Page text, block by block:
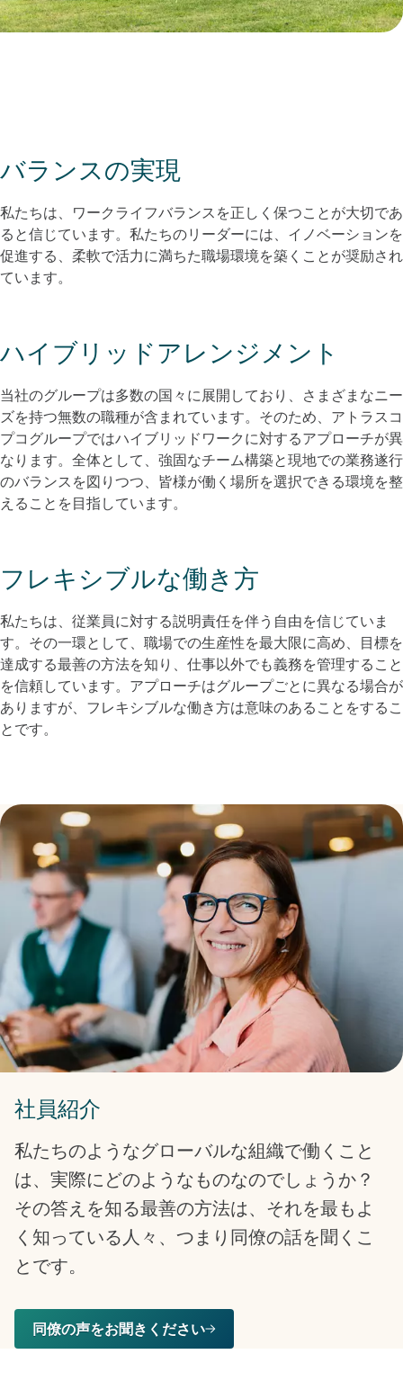
バランスの実現
私たちは、ワークライフバランスを正しく保つことが大切であ
ると信じています。私たちのリーダーには、イノベーションを
促進する、柔軟で活力に満ちた職場環境を築くことが奨励され
ています。​
ハイブリッドアレンジメント
当社のグループは多数の国々に展開しており、さまざまなニー
ズを持つ無数の職種が含まれています。そのため、アトラスコ
プコグループではハイブリッドワークに対するアプローチが異
なります。全体として、強固なチーム構築と現地での業務遂行
のバランスを図りつつ、皆様が働く場所を選択できる環境を整
えることを目指しています。​
フレキシブルな働き方
私たちは、従業員に対する説明責任を伴う自由を信じていま
す。その一環として、職場での生産性を最大限に高め、目標を
達成する最善の方法を知り、仕事以外でも義務を管理すること
を信頼しています。アプローチはグループごとに異なる場合が
ありますが、フレキシブルな働き方は意味のあることをするこ
とです。​
社員紹介
私たちのようなグローバルな組織で働くこと
は、実際にどのようなものなのでしょうか？
その答えを知る最善の方法は、それを最もよ
く知っている人々、つまり同僚の話を聞くこ
とです。
同僚の声をお聞きください